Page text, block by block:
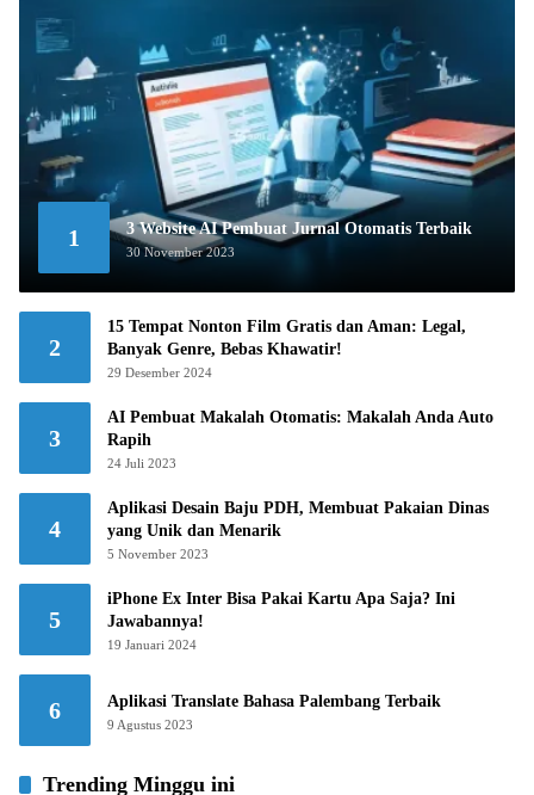
1 3 Website AI Pembuat Jurnal Otomatis Terbaik
30 November 2023
2
15 Tempat Nonton Film Gratis dan Aman: Legal,
Banyak Genre, Bebas Khawatir!
29 Desember 2024
3
AI Pembuat Makalah Otomatis: Makalah Anda Auto
Rapih
24 Juli 2023
4
Aplikasi Desain Baju PDH, Membuat Pakaian Dinas
yang Unik dan Menarik
5 November 2023
5
iPhone Ex Inter Bisa Pakai Kartu Apa Saja? Ini
Jawabannya!
19 Januari 2024
6 Aplikasi Translate Bahasa Palembang Terbaik
9 Agustus 2023
Trending Minggu ini